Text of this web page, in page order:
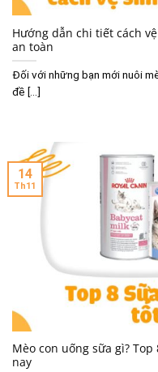
Hướng dẫn chi tiết cách
an toàn
Đối với những bạn mới nuôi
đề [...]
Mèo con uống sữa gì?
nay
14
Th11